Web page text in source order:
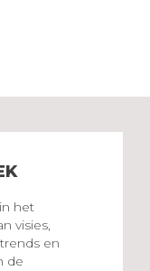
het
visies,
en
de